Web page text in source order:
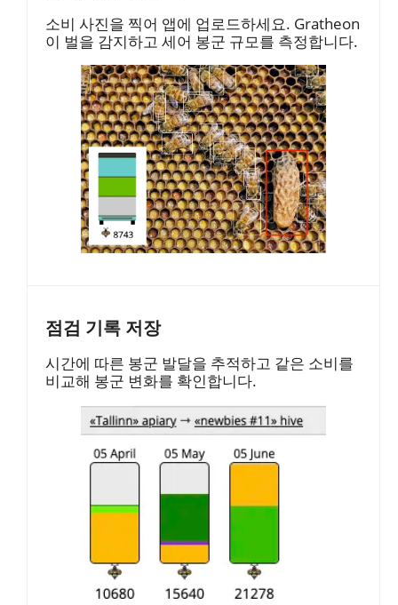
소비 사진을 찍어 앱에 업로드하세요. Gratheon
이 벌을 감지하고 세어 봉군 규모를 측정합니다.
점검 기록 저장
시간에 따른 봉군 발달을 추적하고 같은 소비를
비교해 봉군 변화를 확인합니다.